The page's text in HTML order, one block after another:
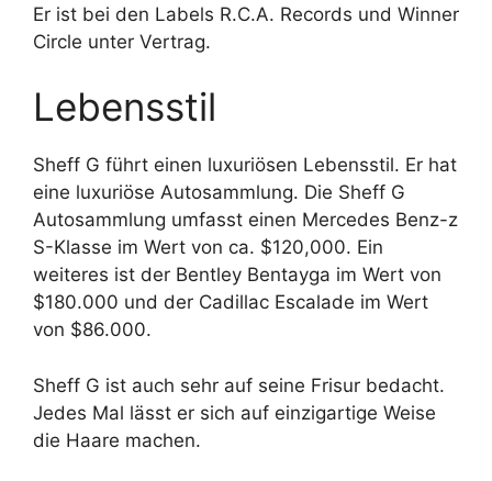
Er ist bei den Labels R.C.A. Records und Winner
Circle unter Vertrag.
Lebensstil
Sheff G führt einen luxuriösen Lebensstil. Er hat
eine luxuriöse Autosammlung. Die Sheff G
Autosammlung umfasst einen Mercedes Benz-z
S-Klasse im Wert von ca. $120,000. Ein
weiteres ist der Bentley Bentayga im Wert von
$180.000 und der Cadillac Escalade im Wert
von $86.000.
Sheff G ist auch sehr auf seine Frisur bedacht.
Jedes Mal lässt er sich auf einzigartige Weise
die Haare machen.